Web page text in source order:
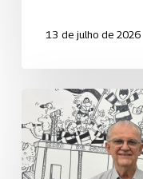
13 de julho de 2026
Uniodonto
Piracicaba
renova
parceria